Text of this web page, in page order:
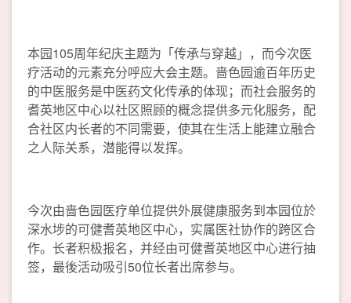
本园105周年纪庆主题为「传承与穿越」，而今次医
疗活动的元素充分呼应大会主题。啬色园逾百年历史
的中医服务是中医药文化传承的体现；而社会服务的
耆英地区中心以社区照顾的概念提供多元化服务，配
合社区内长者的不同需要，使其在生活上能建立融合
之人际关系，潜能得以发挥。
今次由啬色园医疗单位提供外展健康服务到本园位於
深水埗的可健耆英地区中心，实属医社协作的跨区合
作。长者积极报名，并经由可健耆英地区中心进行抽
签，最後活动吸引50位长者出席参与。